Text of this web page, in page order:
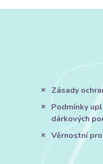
Zásady
Podmínky
dárkových
Věrnostní